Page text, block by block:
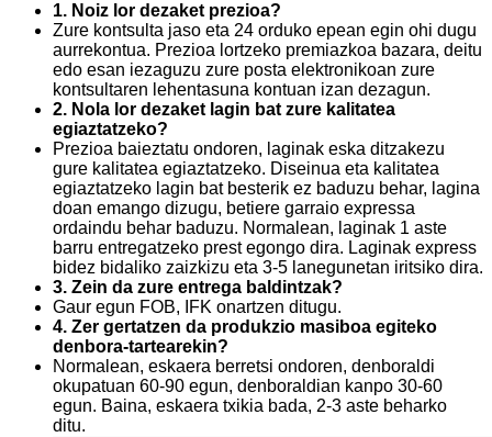
1. Noiz lor dezaket prezioa?
Zure kontsulta jaso eta 24 orduko epean egin ohi dugu
aurrekontua. Prezioa lortzeko premiazkoa bazara, deitu
edo esan iezaguzu zure posta elektronikoan zure
kontsultaren lehentasuna kontuan izan dezagun.
2. Nola lor dezaket lagin bat zure kalitatea
egiaztatzeko?
Prezioa baieztatu ondoren, laginak eska ditzakezu
gure kalitatea egiaztatzeko. Diseinua eta kalitatea
egiaztatzeko lagin bat besterik ez baduzu behar, lagina
doan emango dizugu, betiere garraio expressa
ordaindu behar baduzu. Normalean, laginak 1 aste
barru entregatzeko prest egongo dira. Laginak express
bidez bidaliko zaizkizu eta 3-5 lanegunetan iritsiko dira.
3. Zein da zure entrega baldintzak?
Gaur egun FOB, IFK onartzen ditugu.
4. Zer gertatzen da produkzio masiboa egiteko
denbora-tartearekin?
Normalean, eskaera berretsi ondoren, denboraldi
okupatuan 60-90 egun, denboraldian kanpo 30-60
egun. Baina, eskaera txikia bada, 2-3 aste beharko
ditu.